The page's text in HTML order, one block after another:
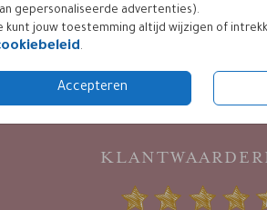
gepersonaliseerde advertenties).
kunt jouw toestemming altijd wijzigen of
.
Accepteren